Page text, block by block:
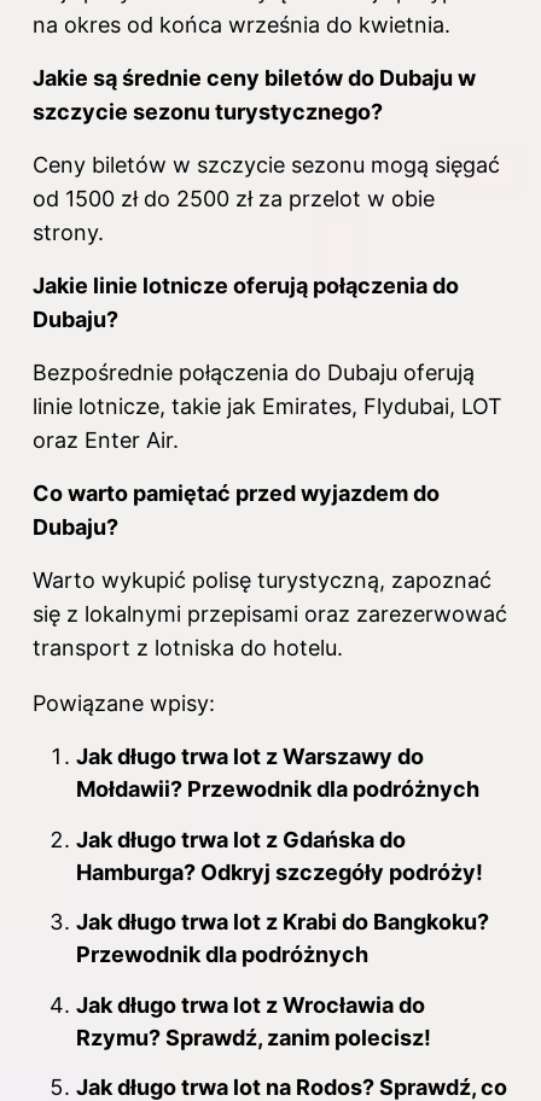
na okres od końca września do kwietnia.
Jakie są średnie ceny biletów do Dubaju w
szczycie sezonu turystycznego?
Ceny biletów w szczycie sezonu mogą sięgać
od 1500 zł do 2500 zł za przelot w obie
strony.
Jakie linie lotnicze oferują połączenia do
Dubaju?
Bezpośrednie połączenia do Dubaju oferują
linie lotnicze, takie jak Emirates, Flydubai, LOT
oraz Enter Air.
Co warto pamiętać przed wyjazdem do
Dubaju?
Warto wykupić polisę turystyczną, zapoznać
się z lokalnymi przepisami oraz zarezerwować
transport z lotniska do hotelu.
Powiązane wpisy:
Jak długo trwa lot z Warszawy do
Mołdawii? Przewodnik dla podróżnych
Jak długo trwa lot z Gdańska do
Hamburga? Odkryj szczegóły podróży!
Jak długo trwa lot z Krabi do Bangkoku?
Przewodnik dla podróżnych
Jak długo trwa lot z Wrocławia do
Rzymu? Sprawdź, zanim polecisz!
Jak długo trwa lot na Rodos? Sprawdź, co